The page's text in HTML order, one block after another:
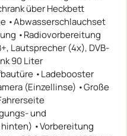
über Heckbett
•Abwasserschlauchset
•Radiovorbereitung
Lautsprecher (4x), DVB-
90 Liter
•Ladebooster
(Einzellinse) •Große
und
•Vorbereitung